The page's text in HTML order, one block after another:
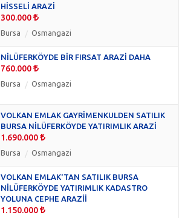
HİSSELİ ARAZİ
300.000
Bursa Osmangazi
NİLÜFERKÖYDE BİR FIRSAT ARAZİ DAHA
760.000
Bursa Osmangazi
VOLKAN EMLAK GAYRİMENKULDEN SATILIK
BURSA NİLÜFERKÖYDE YATIRIMLIK ARAZİ
1.690.000
Bursa Osmangazi
VOLKAN EMLAK'TAN SATILIK BURSA
NİLÜFERKÖYDE YATIRIMLIK KADASTRO
YOLUNA CEPHE ARAZİİ
1.150.000